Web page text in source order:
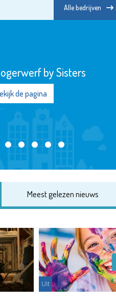
Alle bedrijven
Meest gelezen nieuws
Uit